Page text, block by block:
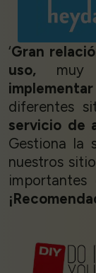
‘Gran
uso, muy
implementar
diferentes
servicio de
Gestiona la
nuestros